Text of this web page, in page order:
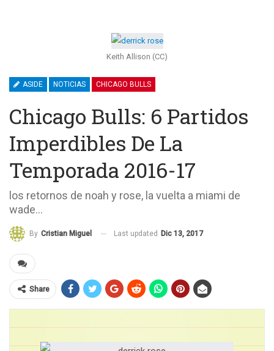
Keith Allison (CC)
ASIDE NOTICIAS CHICAGO BULLS
Chicago Bulls: 6 Partidos
Imperdibles De La
Temporada 2016-17
los retornos de noah y rose, la vuelta a miami de
wade…
By Cristian Miguel Last updated Dic 13, 2017
Share